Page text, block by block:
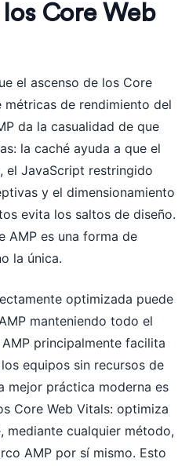
Core Web
el ascenso de los Core
de rendimiento del
da la casualidad de que
la caché ayuda a que el
el JavaScript restringido
y el dimensionamiento
evita los saltos de diseño.
AMP es una forma de
la única.
optimizada puede
manteniendo todo el
principalmente facilita
equipos sin recursos de
mejor práctica moderna es
Core Web Vitals: optimiza
mediante cualquier método,
AMP por sí mismo. Esto